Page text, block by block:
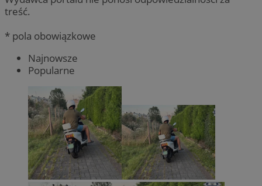
treść.
* pola obowiązkowe
Najnowsze
Popularne